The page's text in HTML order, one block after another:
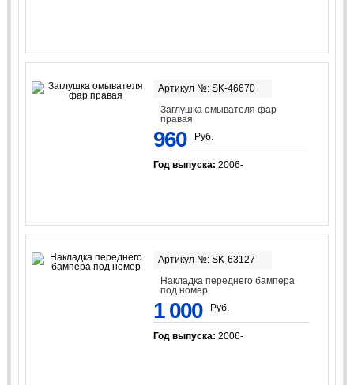
Артикул №: SK-46670
Заглушка омывателя фар
правая
960 Руб.
Год выпуска: 2006-
Артикул №: SK-63127
Накладка переднего бампера
под номер
1 000 Руб.
Год выпуска: 2006-